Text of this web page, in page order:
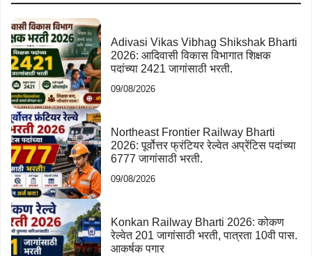
Adivasi Vikas Vibhag Shikshak Bharti
2026: आदिवासी विकास विभागात शिक्षक
पदांच्या 2421 जागांसाठी भरती.
09/08/2026
Northeast Frontier Railway Bharti
2026: पूर्वोत्तर फ्रंटियर रेल्वेत अप्रेंटिस पदांच्या
6777 जागांसाठी भरती.
09/08/2026
Konkan Railway Bharti 2026: कोकण
रेल्वेत 201 जागांसाठी भरती, पात्रता 10वी पास.
आकर्षक पगार